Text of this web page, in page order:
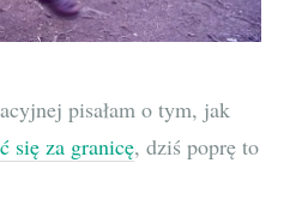
pisałam o tym, jak
się za granicę, dziś poprę to